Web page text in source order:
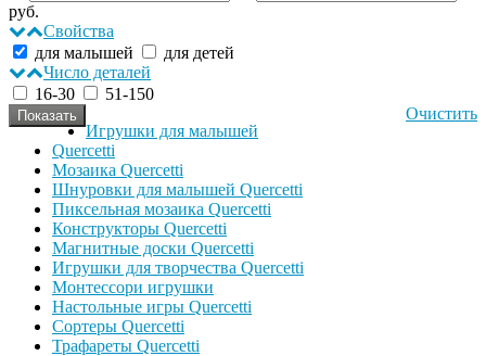
руб.
Свойства
для малышей
для детей
Число деталей
16-30
51-150
Очистить
Игрушки для малышей
Quercetti
Мозаика Quercetti
Шнуровки для малышей Quercetti
Пиксельная мозаика Quercetti
Конструкторы Quercetti
Магнитные доски Quercetti
Игрушки для творчества Quercetti
Монтессори игрушки
Настольные игры Quercetti
Сортеры Quercetti
Трафареты Quercetti